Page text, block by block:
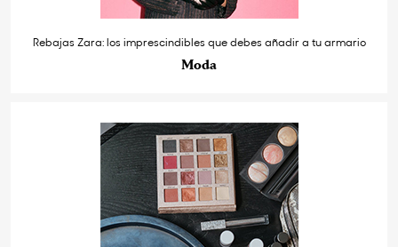
Rebajas Zara: los imprescindibles que debes añadir a tu armario
Moda